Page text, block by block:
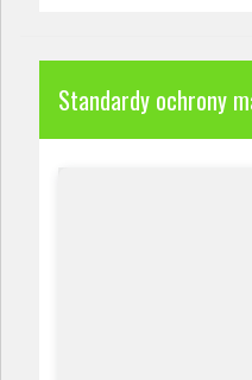
Standardy ochrony